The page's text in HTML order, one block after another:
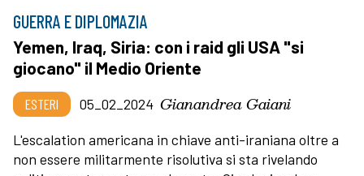
GUERRA E DIPLOMAZIA
Yemen, Iraq, Siria: con i raid gli USA "si
giocano" il Medio Oriente
ESTERI 05_02_2024 Gianandrea Gaiani
L'escalation americana in chiave anti-iraniana oltre a
non essere militarmente risolutiva si sta rivelando